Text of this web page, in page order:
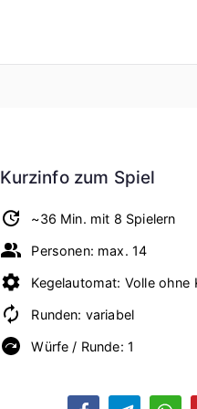
Kurzinfo zum Spiel
~36 Min. mit 8 Spielern
Personen: max. 14
Kegelautomat: Volle ohne
Runden: variabel
Würfe / Runde: 1